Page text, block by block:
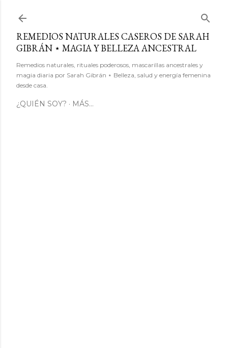
REMEDIOS NATURALES CASEROS DE SARAH
GIBRÁN ⋆ MAGIA Y BELLEZA ANCESTRAL
Remedios naturales, rituales poderosos, mascarillas ancestrales y
magia diaria por Sarah Gibrán ⋆ Belleza, salud y energía femenina
desde casa.
¿QUIÉN SOY? MÁS…